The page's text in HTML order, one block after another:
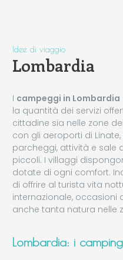
Idee di viaggio
Lombardia
I campeggi in Lombardia
la quantità dei servizi
cittadine sia nelle zone
con gli aeroporti di
parcheggi, attività e sale
piccoli. I villaggi
dotate di ogni comfort.
di offrire al turista vita
internazionale, occasioni
anche tanta natura nelle
Lombardia: i